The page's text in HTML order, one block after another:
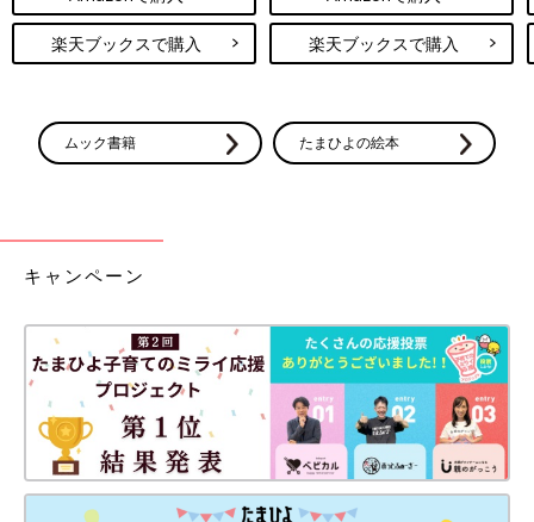
楽天ブックスで購入 楽天ブックスで購入
ムック書籍 たまひよの絵本
キャンペーン